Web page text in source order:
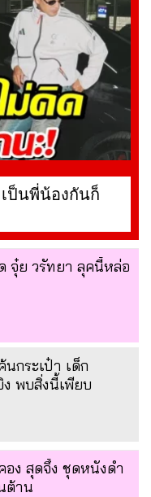
ป็นพี่น้องกันก็
จุ๋ย วรัทยา ลุคนี้หล่อ
กระเป๋า เด็ก
พบสิ่งนี้เพียบ
อง สุดจึ้ง ชุดหนังดำ
ต้าน